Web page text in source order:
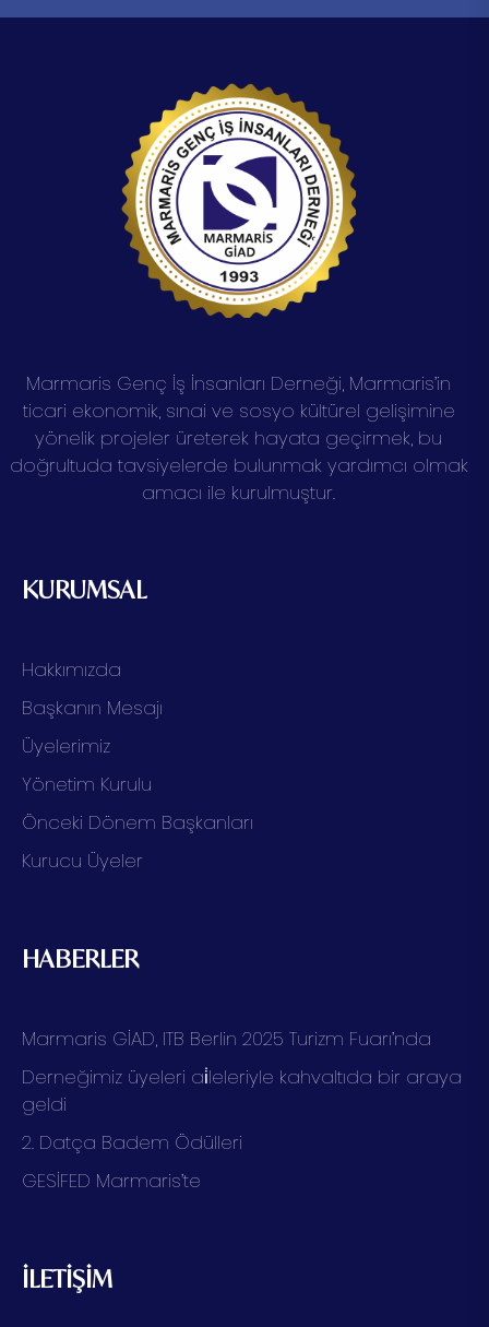
Marmaris Genç İş İnsanları Derneği, Marmaris’in
ticari ekonomik, sınai ve sosyo kültürel gelişimine
yönelik projeler üreterek hayata geçirmek, bu
doğrultuda tavsiyelerde bulunmak yardımcı olmak
amacı ile kurulmuştur.
KURUMSAL
Hakkımızda
Başkanın Mesajı
Üyelerimiz
Yönetim Kurulu
Önceki Dönem Başkanları
Kurucu Üyeler
HABERLER
Marmaris GİAD, ITB Berlin 2025 Turizm Fuarı’nda
Derneğimiz üyeleri ai̇leleriyle kahvaltıda bir araya
geldi
2. Datça Badem Ödülleri
GESİFED Marmaris’te
İLETİŞİM